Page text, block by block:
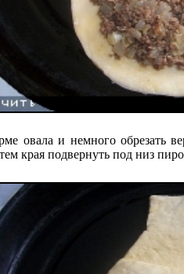
овала и немного обрезать
края подвернуть под низ